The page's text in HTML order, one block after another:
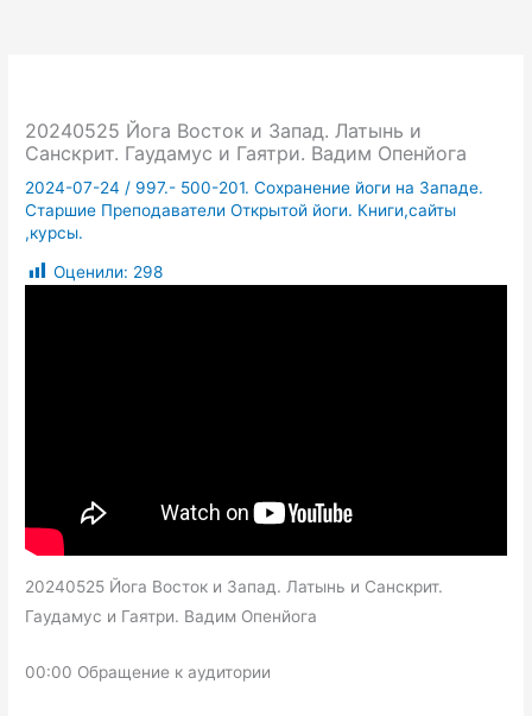
20240525 Йога Восток и Запад. Латынь и
Санскрит. Гаудамус и Гаятри. Вадим Опенйога
2024-07-24 / 997.- 500-201. Сохранение йоги на Западе.
Старшие Преподаватели Открытой йоги. Книги,сайты
,курсы.
Оценили: 298
20240525 Йога Восток и Запад. Латынь и Санскрит.
Гаудамус и Гаятри. Вадим Опенйога
00:00 Обращение к аудитории